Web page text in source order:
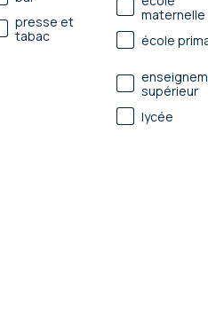
presse et
tabac
maternelle
école
supérieur
lycée